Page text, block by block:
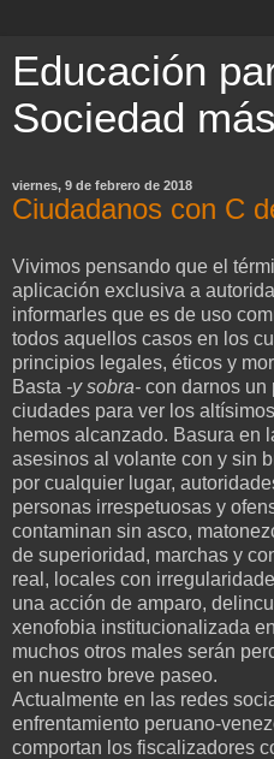
Educación
Sociedad
viernes, 9 de febrero de 2018
Ciudadanos con C
Vivimos pensando que el
aplicación exclusiva a
informarles que es de uso
todos aquellos casos en los
principios legales, éticos y
Basta -y sobra- con darnos un
ciudades para ver los
hemos alcanzado. Basura en
asesinos al volante con y sin
por cualquier lugar,
personas irrespetuosas y
contaminan sin asco,
de superioridad, marchas y
real, locales con
una acción de amparo,
xenofobia institucionalizada
muchos otros males serán
en nuestro breve paseo.
Actualmente en las redes
enfrentamiento peruano-
comportan los fiscalizadores